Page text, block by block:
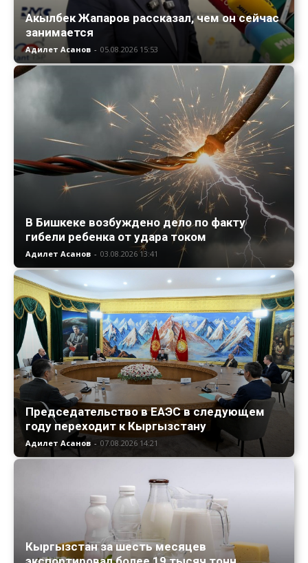
Акылбек Жапаров рассказал, чем он сейчас
занимается
Адилет Асанов - 05.08.2026 15:53
В Бишкеке возбуждено дело по факту
гибели ребенка от удара током
Адилет Асанов - 03.08.2026 13:41
Председательство в ЕАЭС в следующем
году переходит к Кыргызстану
Адилет Асанов - 07.08.2026 14:21
Кыргызстан за шесть месяцев